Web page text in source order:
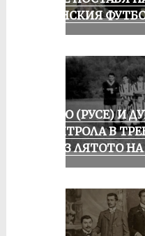
ЖЕНСКИЯ
ЛОКО (РУСЕ) И
КОНТРОЛА В
ПРЕЗ ЛЯТОТО НА